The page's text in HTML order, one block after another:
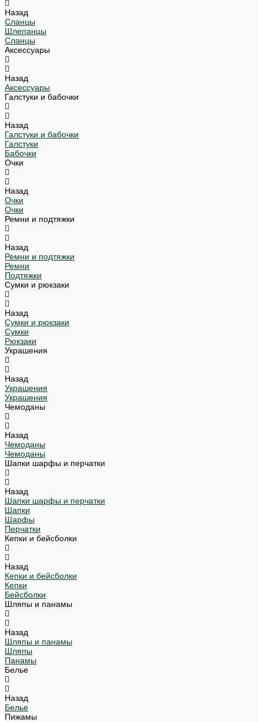
Назад
Сланцы
Шлепанцы
Сланцы
Аксессуары
Назад
Аксессуары
Галстуки и бабочки
Назад
Галстуки и бабочки
Галстуки
Бабочки
Очки
Назад
Очки
Очки
Ремни и подтяжки
Назад
Ремни и подтяжки
Ремни
Подтяжки
Сумки и рюкзаки
Назад
Сумки и рюкзаки
Сумки
Рюкзаки
Украшения
Назад
Украшения
Украшения
Чемоданы
Назад
Чемоданы
Чемоданы
Шапки шарфы и перчатки
Назад
Шапки шарфы и перчатки
Шапки
Шарфы
Перчатки
Кепки и бейсболки
Назад
Кепки и бейсболки
Кепки
Бейсболки
Шляпы и панамы
Назад
Шляпы и панамы
Шляпы
Панамы
Белье
Назад
Белье
Пижамы